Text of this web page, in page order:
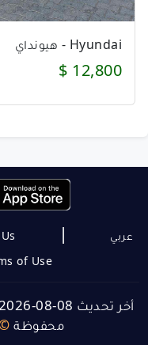
Hyundai - هيونداي
12,800 $
عربي |
of Use
أخر تحديث 08-08-2026
محفوظة